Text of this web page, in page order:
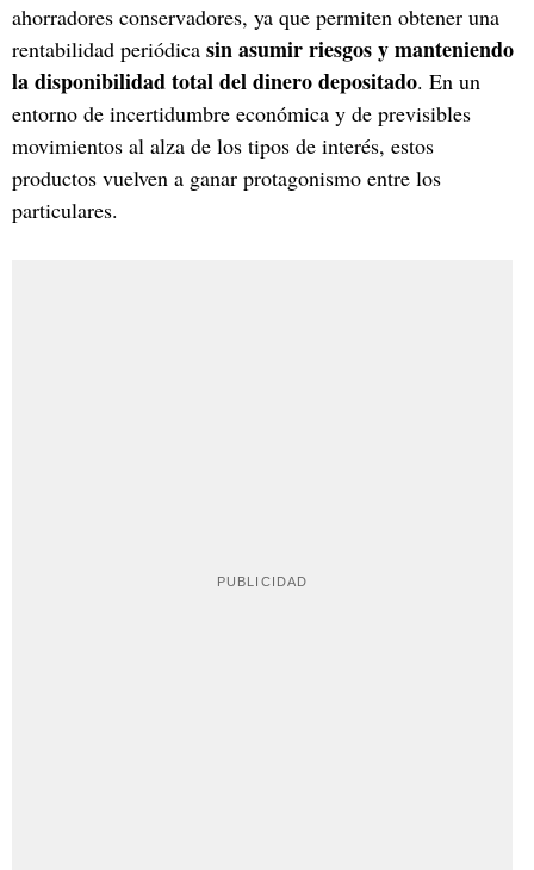
ahorradores conservadores, ya que permiten obtener una
rentabilidad periódica sin asumir riesgos y manteniendo
la disponibilidad total del dinero depositado. En un
entorno de incertidumbre económica y de previsibles
movimientos al alza de los tipos de interés, estos
productos vuelven a ganar protagonismo entre los
particulares.